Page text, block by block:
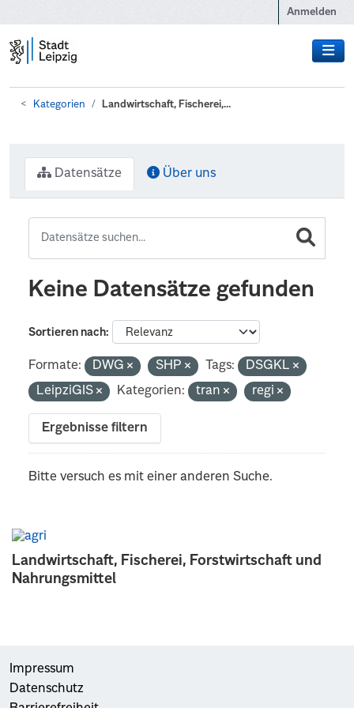
Anmelden
Kategorien Landwirtschaft, Fischerei,...
Landwirtschaft, Fischerei, Forstwirtschaft und
Nahrungsmittel
Datensätze Über uns
Keine Datensätze gefunden
Sortieren nach
Formate: DWG SHP Tags:
DSGKL
LeipziGIS
Kategorien: tran regi
Ergebnisse filtern
Bitte versuch es mit einer anderen Suche.
Impressum
Datenschutz